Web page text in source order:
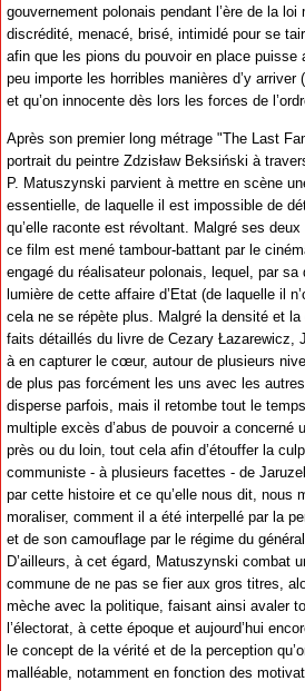
gouvernement polonais pendant l’ère de la
discrédité, menacé, brisé, intimidé pour se
afin que les pions du pouvoir en place puisse
peu importe les horribles manières d’y
et qu’on innocente dès lors les forces de
Après son premier long métrage "The Last
portrait du peintre Zdzisław Beksiński à
P. Matuszynski parvient à mettre en scène
essentielle, de laquelle il est impossible de
qu’elle raconte est révoltant. Malgré ses
ce film est mené tambour-battant par le
engagé du réalisateur polonais, lequel, par sa
lumière de cette affaire d’Etat (de laquelle il
cela ne se répète plus. Malgré la densité et
faits détaillés du livre de Cezary Łazarewicz,
à en capturer le cœur, autour de plusieurs
de plus pas forcément les uns avec les
disperse parfois, mais il retombe tout le
multiple excès d’abus de pouvoir a concerné
près ou du loin, tout cela afin d’étouffer la
communiste - à plusieurs facettes - de
par cette histoire et ce qu’elle nous dit, nous
moraliser, comment il a été interpellé par la
et de son camouflage par le régime du
D’ailleurs, à cet égard, Matuszynski combat
commune de ne pas se fier aux gros titres,
mèche avec la politique, faisant ainsi avaler
l’électorat, à cette époque et aujourd’hui
le concept de la vérité et de la perception
malléable, notamment en fonction des